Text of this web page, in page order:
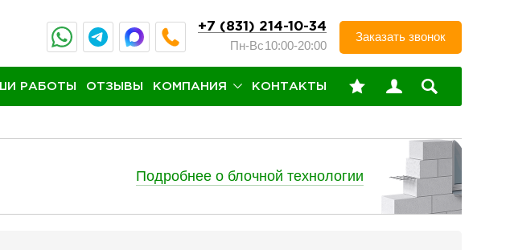
+7 (831) 214-10-34
Пн-Вс10:00-20:00
Заказать звонок
РАБОТЫ ОТЗЫВЫ КОМПАНИЯ КОНТАКТЫ
Подробнее о блочной технологии